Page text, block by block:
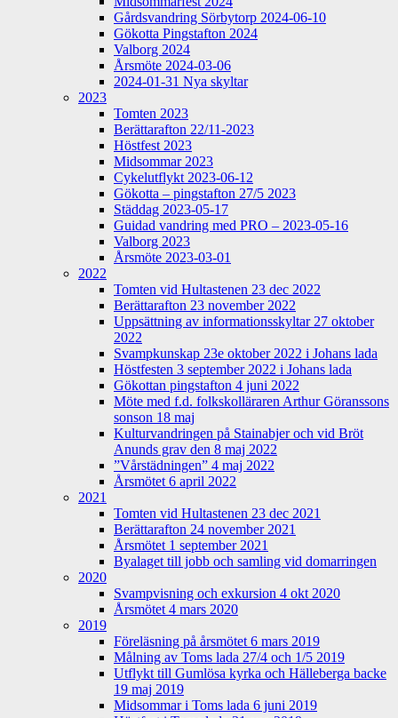
Gårdsvandring Sörbytorp 2024-06-10
Gökotta Pingstafton 2024
Valborg 2024
Årsmöte 2024-03-06
2024-01-31 Nya skyltar
2023
Tomten 2023
Berättarafton 22/11-2023
Höstfest 2023
Midsommar 2023
Cykelutflykt 2023-06-12
Gökotta – pingstafton 27/5 2023
Städdag 2023-05-17
Guidad vandring med PRO – 2023-05-16
Valborg 2023
Årsmöte 2023-03-01
2022
Tomten vid Hultastenen 23 dec 2022
Berättarafton 23 november 2022
Uppsättning av informationsskyltar 27 oktober
2022
Svampkunskap 23e oktober 2022 i Johans lada
Höstfesten 3 september 2022 i Johans lada
Gökottan pingstafton 4 juni 2022
Möte med f.d. folkskolläraren Arthur Göranssons
sonson 18 maj
Kulturvandringen på Stainabjer och vid Bröt
Anunds grav den 8 maj 2022
”Vårstädningen” 4 maj 2022
Årsmötet 6 april 2022
2021
Tomten vid Hultastenen 23 dec 2021
Berättarafton 24 november 2021
Årsmötet 1 september 2021
Byalaget till jobb och samling vid domarringen
2020
Svampvisning och exkursion 4 okt 2020
Årsmötet 4 mars 2020
2019
Föreläsning på årsmötet 6 mars 2019
Målning av Toms lada 27/4 och 1/5 2019
Utflykt till Gumlösa kyrka och Hälleberga backe
19 maj 2019
Midsommar i Toms lada 6 juni 2019